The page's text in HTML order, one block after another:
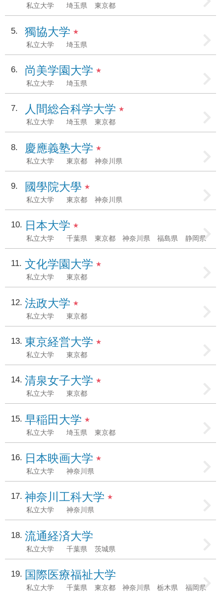
私立大学 埼玉県 東京都
5 獨協大学 ★
私立大学 埼玉県
6 尚美学園大学 ★
私立大学 埼玉県
7 人間総合科学大学 ★
私立大学 埼玉県 東京都
8 慶應義塾大学 ★
私立大学 東京都 神奈川県
9 國學院大學 ★
私立大学 東京都 神奈川県
10 日本大学 ★
私立大学 千葉県 東京都 神奈川県 福島県 静岡県
11 文化学園大学 ★
私立大学 東京都
12 法政大学 ★
私立大学 東京都
13 東京経営大学 ★
私立大学 東京都
14 清泉女子大学 ★
私立大学 東京都
15 早稲田大学 ★
私立大学 埼玉県 東京都
16 日本映画大学 ★
私立大学 神奈川県
17 神奈川工科大学 ★
私立大学 神奈川県
18 流通経済大学
私立大学 千葉県 茨城県
19 国際医療福祉大学
私立大学 千葉県 東京都 神奈川県 栃木県 福岡県